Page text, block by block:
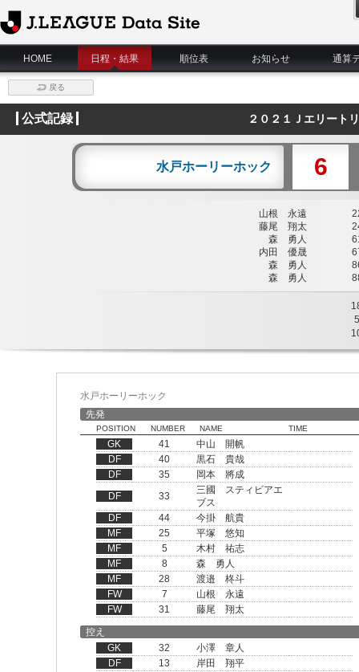
J.League Data Site
HOME
日程・結果 順位表 お知らせ 通算
戻る
公式記録 ２０２１Ｊエリート
水戸ホーリーホック 6
山根 永遠
藤尾 翔太
森 勇人
内田 優晟
森 勇人
森 勇人
5
水戸ホーリーホック
先発
POSITION NUMBER NAME TIME
GK 41
中山 開帆
DF
40
黒石 貴哉
DF
35
岡本 將成
DF
33
三國 スティビアエ
ブス
DF
44
今掛 航貴
MF
25
平塚 悠知
MF
5
木村 祐志
MF
8
森 勇人
MF
28
渡邉 柊斗
FW
7
山根 永遠
FW
31
藤尾 翔太
控え
GK
32
小澤 章人
DF
13
岸田 翔平